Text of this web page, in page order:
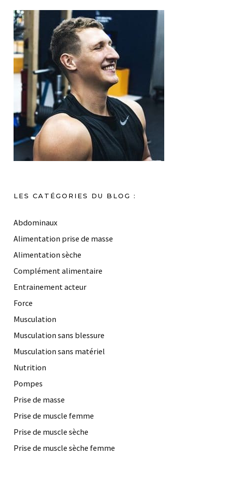
LES CATÉGORIES DU BLOG :
Abdominaux
Alimentation prise de masse
Alimentation sèche
Complément alimentaire
Entrainement acteur
Force
Musculation
Musculation sans blessure
Musculation sans matériel
Nutrition
Pompes
Prise de masse
Prise de muscle femme
Prise de muscle sèche
Prise de muscle sèche femme